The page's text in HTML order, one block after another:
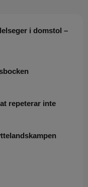
i domstol –
repeterar inte